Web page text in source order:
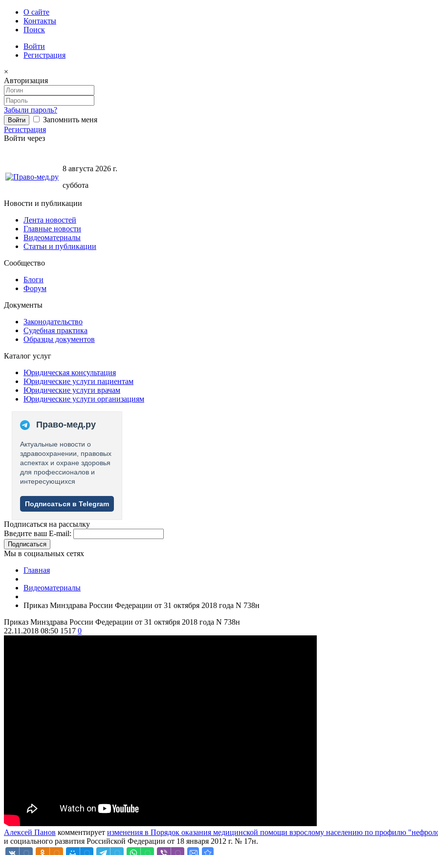
О сайте
Контакты
Поиск
Войти
Регистрация
×
Авторизация
Забыли пароль?
Запомнить меня
Регистрация
Войти через
8 августа 2026 г.
суббота
Новости и публикации
Лента новостей
Главные новости
Видеоматериалы
Статьи и публикации
Сообщество
Блоги
Форум
Документы
Законодательство
Судебная практика
Образцы документов
Каталог услуг
Юридическая консультация
Юридические услуги пациентам
Юридические услуги врачам
Юридические услуги организациям
Право-мед.ру
Актуальные новости о
здравоохранении, правовых
аспектах и охране здоровья
для профессионалов и
интересующихся
Подписаться в Telegram
Подписаться на рассылку
Введите ваш E-mail:
Подписаться
Мы в социальных сетях
Главная
Видеоматериалы
Приказ Минздрава России Федерации от 31 октября 2018 года N 738н
Приказ Минздрава России Федерации от 31 октября 2018 года N 738н
22.11.2018 08:50 1517 0
Алексей Панов комментирует изменения в Порядок оказания медицинской помощи взрослому населению по профилю
и социального развития Российской Федерации от 18 января 2012 г. № 17н.